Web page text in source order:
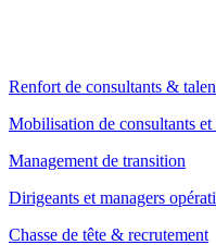
Renfort de consultants &
Mobilisation de consultants
Management de transition
Dirigeants et managers
Chasse de tête & recrutement